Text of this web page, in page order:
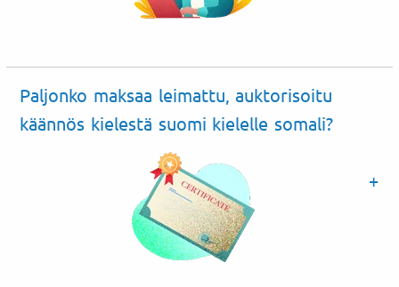
Paljonko maksaa leimattu, auktorisoitu
käännös kielestä suomi kielelle somali?